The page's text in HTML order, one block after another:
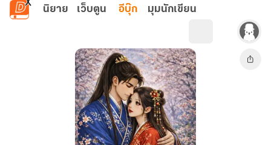
ข้ามไปยังเนื้อหาหลัก
นิยาย เว็บตูน อีบุ๊ก มุมนักเขียน